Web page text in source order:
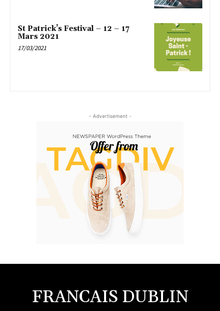
St Patrick’s Festival – 12 – 17
Mars 2021
17/03/2021
- Advertisement -
FRANCAIS DUBLIN